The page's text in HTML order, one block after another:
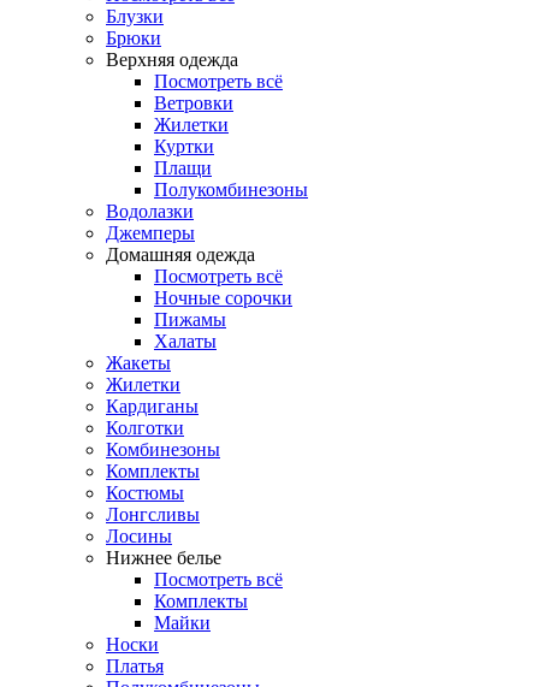
Блузки
Брюки
Верхняя одежда
Посмотреть всё
Ветровки
Жилетки
Куртки
Плащи
Полукомбинезоны
Водолазки
Джемперы
Домашняя одежда
Посмотреть всё
Ночные сорочки
Пижамы
Халаты
Жакеты
Жилетки
Кардиганы
Колготки
Комбинезоны
Комплекты
Костюмы
Лонгсливы
Лосины
Нижнее белье
Посмотреть всё
Комплекты
Майки
Носки
Платья